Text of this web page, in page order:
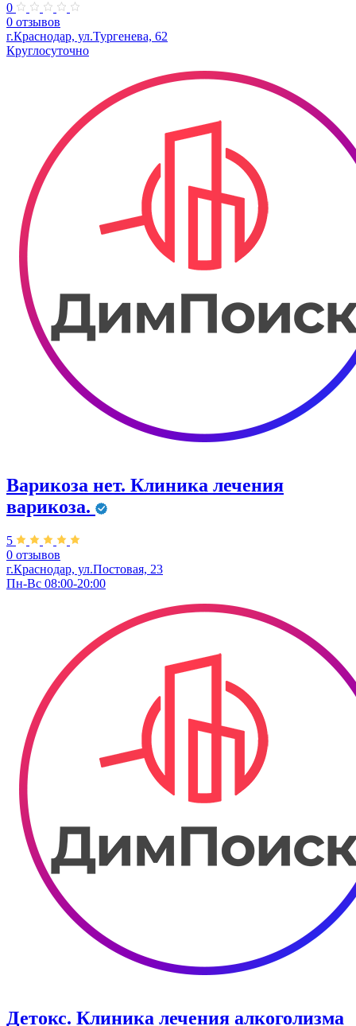
0
0 отзывов
г.Краснодар, ул.Тургенева, 62
Круглосуточно
Варикоза нет. Клиника лечения
варикоза.
5
0 отзывов
г.Краснодар, ул.Постовая, 23
Пн-Вс 08:00-20:00
Детокс. Клиника лечения алкоголизма